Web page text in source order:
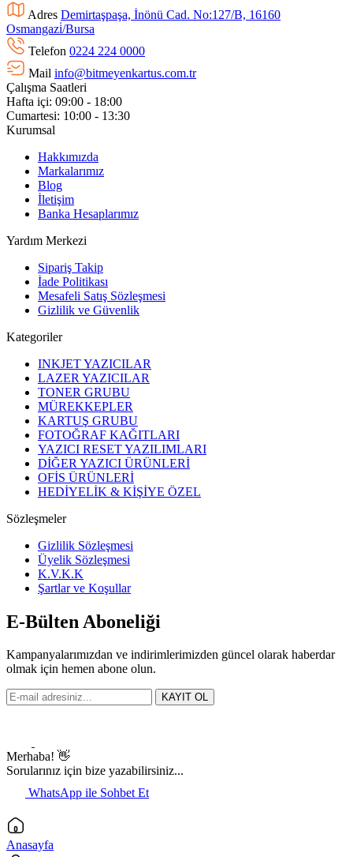
Adres Demirtaşpaşa, İnönü Cad. No:127/B, 16160
Osmangazi̇/Bursa
Telefon 0224 224 0000
Mail info@bitmeyenkartus.com.tr
Çalışma Saatleri
Hafta içi: 09:00 - 18:00
Cumartesi: 10:00 - 13:30
Kurumsal
Hakkımızda
Markalarımız
Blog
İletişim
Banka Hesaplarımız
Yardım Merkezi
Sipariş Takip
İade Politikası
Mesafeli Satış Sözleşmesi
Gizlilik ve Güvenlik
Kategoriler
INKJET YAZICILAR
LAZER YAZICILAR
TONER GRUBU
MÜREKKEPLER
KARTUŞ GRUBU
FOTOĞRAF KAĞITLARI
YAZICI RESET YAZILIMLARI
DİĞER YAZICI ÜRÜNLERİ
OFİS ÜRÜNLERİ
HEDİYELİK & KİŞİYE ÖZEL
Sözleşmeler
Gizlilik Sözleşmesi
Üyelik Sözleşmesi
K.V.K.K
Şartlar ve Koşullar
E-Bülten Aboneliği
Kampanyalarımızdan ve indirimlerimizden güncel olarak haberdar
olmak için hemen abone olun.
KAYIT OL
Merhaba! 👋
Sorularınız için bize yazabilirsiniz...
WhatsApp ile Sohbet Et
Anasayfa